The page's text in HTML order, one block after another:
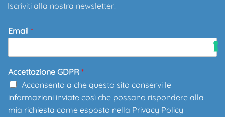
Iscriviti alla nostra newsletter!
Email *
Accettazione GDPR *
Acconsento a che questo sito conservi le
informazioni inviate così che possano rispondere alla
mia richiesta come esposto nella Privacy Policy